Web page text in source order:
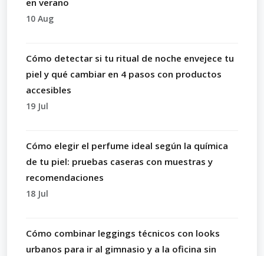
en verano
10 Aug
Cómo detectar si tu ritual de noche envejece tu
piel y qué cambiar en 4 pasos con productos
accesibles
19 Jul
Cómo elegir el perfume ideal según la química
de tu piel: pruebas caseras con muestras y
recomendaciones
18 Jul
Cómo combinar leggings técnicos con looks
urbanos para ir al gimnasio y a la oficina sin